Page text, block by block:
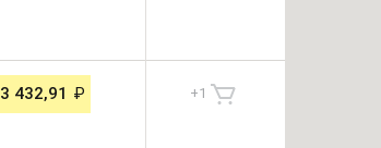
3 432,91 ₽ +1